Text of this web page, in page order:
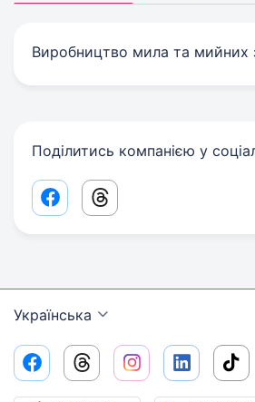
Виробництво мила та мийних
Поділитись компанією у
Facebook share link
Threads share link
Українська